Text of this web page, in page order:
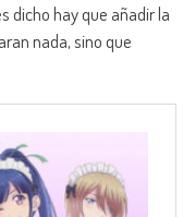
dicho hay que añadir la
nada, sino que